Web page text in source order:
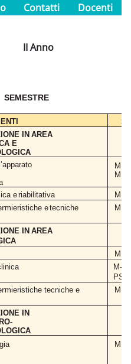
Contatti Docenti
II Anno
SEMESTRE
IN AREA
E
eriabilitativa
rmieristicheetecniche
IN AREA
M-
PSI/
rmieristiche tecnichee
IN